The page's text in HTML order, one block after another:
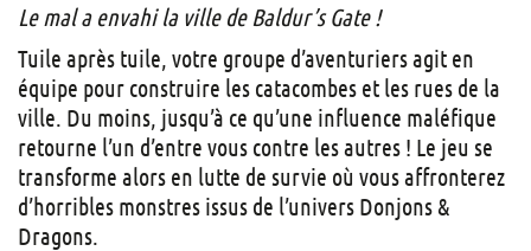
Le mal a envahi la ville de Baldur’s Gate !
Tuile après tuile, votre groupe d’aventuriers agit en
équipe pour construire les catacombes et les rues de la
ville. Du moins, jusqu’à ce qu’une influence maléfique
retourne l’un d’entre vous contre les autres ! Le jeu se
transforme alors en lutte de survie où vous affronterez
d’horribles monstres issus de l’univers Donjons &
Dragons.